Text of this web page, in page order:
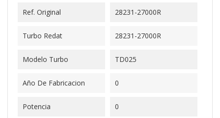
Ref. Original 28231-27000R
Turbo Redat 28231-27000R
Modelo Turbo TD025
Año De Fabricacion 0
Potencia 0